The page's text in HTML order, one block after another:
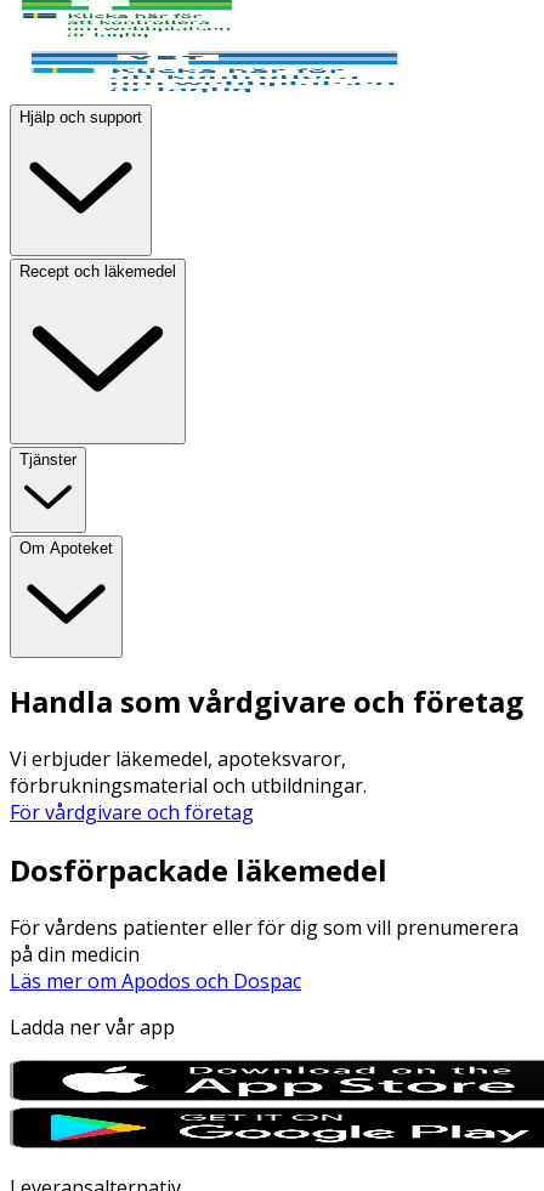
Hjälp och support
Recept och läkemedel
Tjänster
Om Apoteket
Handla som vårdgivare och företag
Vi erbjuder läkemedel, apoteksvaror,
förbrukningsmaterial och utbildningar.
För vårdgivare och företag
Dosförpackade läkemedel
För vårdens patienter eller för dig som vill prenumerera
på din medicin
Läs mer om Apodos och Dospac
Ladda ner vår app